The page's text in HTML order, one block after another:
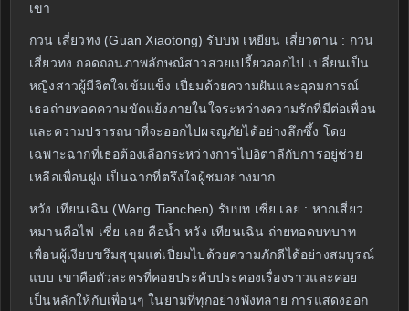
เขา
กวน เสี่ยวทง (Guan Xiaotong) รับบท เหยียน เสี่ยวตาน : กวน
เสี่ยวทง ถอดถอนภาพลักษณ์สาวสวยเปรี้ยวออกไป เปลี่ยนเป็น
หญิงสาวผู้มีจิตใจเข้มแข็ง เปี่ยมด้วยความฝันและอุดมการณ์
เธอถ่ายทอดความขัดแย้งภายในใจระหว่างความรักที่มีต่อเพื่อน
และความปรารถนาที่จะออกไปผจญภัยได้อย่างลึกซึ้ง โดย
เฉพาะฉากที่เธอต้องเลือกระหว่างการไปอิตาลีกับการอยู่ช่วย
เหลือเพื่อนฝูง เป็นฉากที่ตรึงใจผู้ชมอย่างมาก
หวัง เทียนเฉิน (Wang Tianchen) รับบท เซี่ย เลย : หากเสี่ยว
หมานคือไฟ เซี่ย เลย คือน้ำ หวัง เทียนเฉิน ถ่ายทอดบทบาท
เพื่อนผู้เงียบขรึมสุขุมแต่เปี่ยมไปด้วยความภักดีได้อย่างสมบูรณ์
แบบ เขาคือตัวละครที่คอยประคับประคองเรื่องราวและคอย
เป็นหลักให้กับเพื่อนๆ ในยามที่ทุกอย่างพังทลาย การแสดงออก